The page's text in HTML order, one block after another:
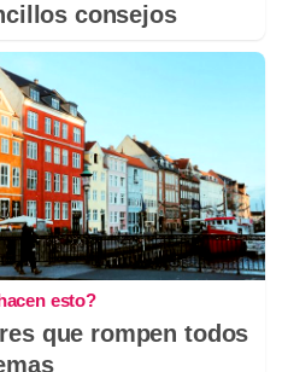
consejos
esto?
que rompen todos